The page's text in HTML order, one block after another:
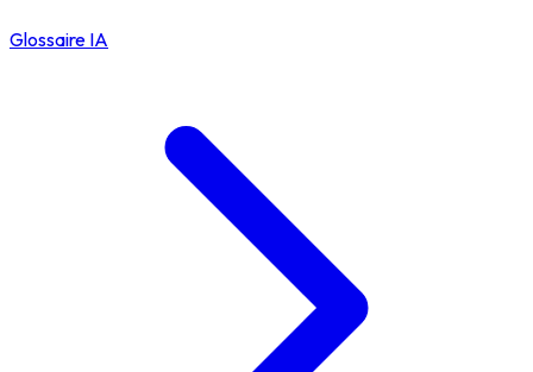
Glossaire IA